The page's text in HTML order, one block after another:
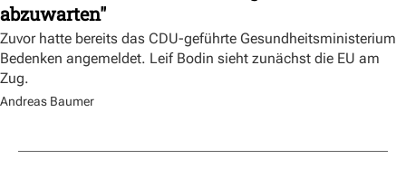
abzuwarten"
Zuvor hatte bereits das CDU-geführte Gesundheitsministerium
Bedenken angemeldet. Leif Bodin sieht zunächst die EU am
Zug.
Andreas Baumer